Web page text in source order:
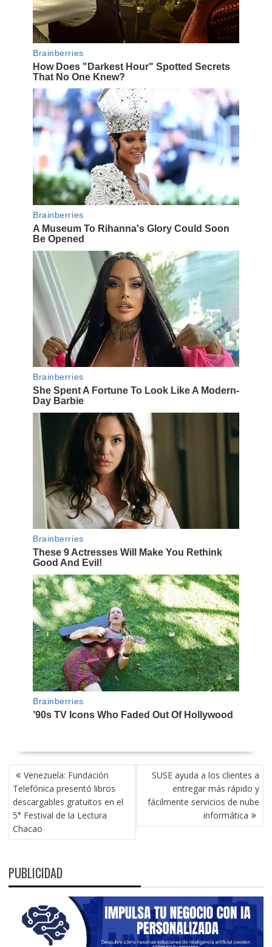
NAVEGACIÓN
DE
ENTRADAS
Venezuela: Fundación
Telefónica presentó libros
descargables gratuitos en el
5° Festival de la Lectura
Chacao
SUSE ayuda a los clientes a
entregar más rápido y
fácilmente servicios de nube
informática
PUBLICIDAD